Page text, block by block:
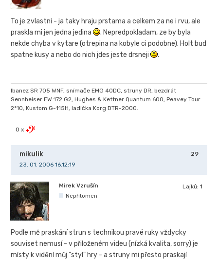
To je zvlastni - ja taky hraju prstama a celkem za ne i rvu, ale
praskla mi jen jedna jedina
. Nepredpokladam, ze by byla
nekde chyba v kytare (otrepina na kobyle ci podobne). Holt bud
spatne kusy a nebo do nich jdes jeste drsneji
.
Ibanez SR 705 WNF, snímače EMG 40DC, struny DR, bezdrát
Sennheiser EW 172 G2, Hughes & Kettner Quantum 600, Peavey Tour
2*10, Kustom G-115H, ladička Korg DTR-2000.
0 x
29
mikulik
23. 01. 2006 16.12:19
Mirek Vzrušín
Nepřítomen
Lajků: 1
Podle mě praskání strun s technikou pravé ruky vždycky
souviset nemusí - v přiloženém videu (nízká kvalita, sorry) je
místy k vidění můj "styl" hry - a struny mi přesto praskají